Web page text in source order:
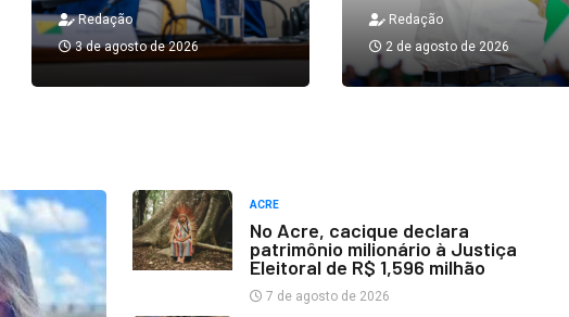
Redação
3 de agosto de 2026
Redação
2 de agosto de 2026
ACRE
No Acre, cacique declara
patrimônio milionário à Justiça
Eleitoral de R$ 1,596 milhão
7 de agosto de 2026